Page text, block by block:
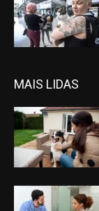
MAIS LIDAS